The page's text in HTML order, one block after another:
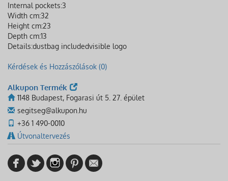
Internal pockets:3
Width cm:32
Height cm:23
Depth cm:13
Details:dustbag includedvisible logo
Kérdések és Hozzászólások (0)
Alkupon Termék
1148 Budapest, Fogarasi út 5. 27. épület
segitseg@alkupon.hu
+36 1 490-0010
Útvonaltervezés